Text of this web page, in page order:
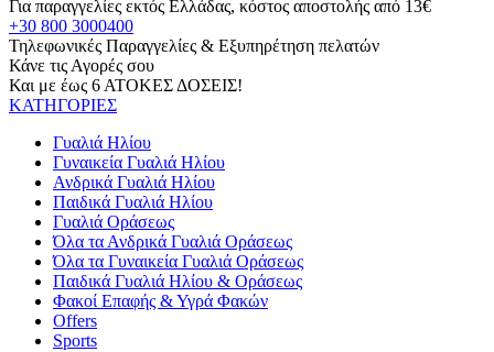
Για παραγγελίες εκτός Ελλάδας, κόστος αποστολής από 13€
+30 800 3000400
Τηλεφωνικές Παραγγελίες & Εξυπηρέτηση πελατών
Κάνε τις Αγορές σου
Και με έως 6 ΑΤΟΚΕΣ ΔΟΣΕΙΣ!
ΚΑΤΗΓΟΡΙΕΣ
Γυαλιά Ηλίου
Γυναικεία Γυαλιά Ηλίου
Ανδρικά Γυαλιά Ηλίου
Παιδικά Γυαλιά Ηλίου
Γυαλιά Οράσεως
Όλα τα Ανδρικά Γυαλιά Οράσεως
Όλα τα Γυναικεία Γυαλιά Οράσεως
Παιδικά Γυαλιά Ηλίου & Οράσεως
Φακοί Επαφής & Υγρά Φακών
Offers
Sports